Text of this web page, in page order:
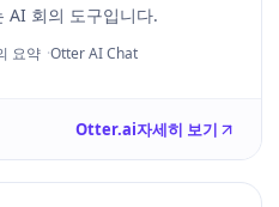
AI 회의 도구입니다.
요약 Otter AI Chat
Otter.ai자세히 보기